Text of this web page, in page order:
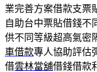
業完善方案借款支票
自助台中票貼借錢不
供不同等級超高氣密
車借款專人協助評估
借雲林當舖借錢借款